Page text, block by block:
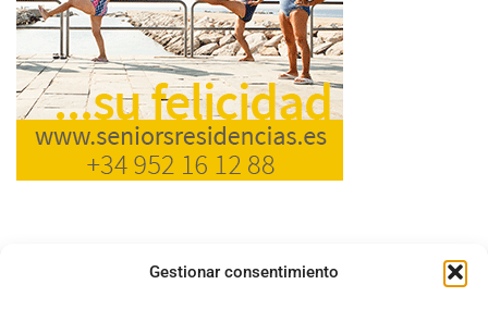
Gestionar consentimiento